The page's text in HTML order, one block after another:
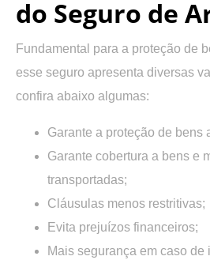
do Seguro de
Fundamental para a proteção de
esse seguro apresenta diversas
confira abaixo algumas:
Garante a proteção de bens
Garante cobertura a bens e
transportadas;
Cláusulas menos restritivas;
Evita prejuízos financeiros;
Mais segurança em caso de